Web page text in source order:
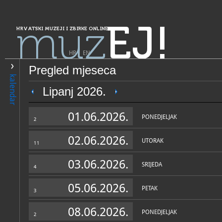
HRVATSKI MUZEJI I ZBIRKE ONLINE
muzEJ!
HR| EN
kalendar
Pregled mjeseca
Lipanj 2026.
2 01.06.2026. PONEDJELJAK
11 02.06.2026. UTORAK
4 03.06.2026. SRIJEDA
3 05.06.2026. PETAK
2 08.06.2026. PONEDJELJAK
PRETRAŽIVANJE
Grad Zagreb
Galerija Klovićevi dvori
OPĆI PODACI